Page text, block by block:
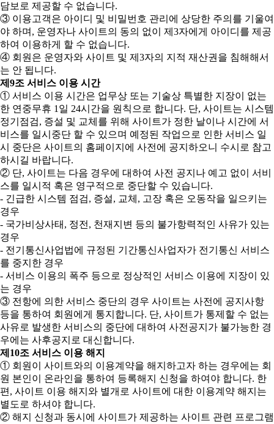
담보로 제공할 수 없습니다.
③ 이용고객은 아이디 및 비밀번호 관리에 상당한 주의를 기울여
야 하며, 운영자나 사이트의 동의 없이 제3자에게 아이디를 제공
하여 이용하게 할 수 없습니다.
④ 회원은 운영자와 사이트 및 제3자의 지적 재산권을 침해해서
는 안 됩니다.
제9조 서비스 이용 시간
① 서비스 이용 시간은 업무상 또는 기술상 특별한 지장이 없는
한 연중무휴 1일 24시간을 원칙으로 합니다. 단, 사이트는 시스템
정기점검, 증설 및 교체를 위해 사이트가 정한 날이나 시간에 서
비스를 일시중단 할 수 있으며 예정된 작업으로 인한 서비스 일
시 중단은 사이트의 홈페이지에 사전에 공지하오니 수시로 참고
하시길 바랍니다.
② 단, 사이트는 다음 경우에 대하여 사전 공지나 예고 없이 서비
스를 일시적 혹은 영구적으로 중단할 수 있습니다.
- 긴급한 시스템 점검, 증설, 교체, 고장 혹은 오동작을 일으키는
경우
- 국가비상사태, 정전, 천재지변 등의 불가항력적인 사유가 있는
경우
- 전기통신사업법에 규정된 기간통신사업자가 전기통신 서비스
를 중지한 경우
- 서비스 이용의 폭주 등으로 정상적인 서비스 이용에 지장이 있
는 경우
③ 전항에 의한 서비스 중단의 경우 사이트는 사전에 공지사항
등을 통하여 회원에게 통지합니다. 단, 사이트가 통제할 수 없는
사유로 발생한 서비스의 중단에 대하여 사전공지가 불가능한 경
우에는 사후공지로 대신합니다.
제10조 서비스 이용 해지
① 회원이 사이트와의 이용계약을 해지하고자 하는 경우에는 회
원 본인이 온라인을 통하여 등록해지 신청을 하여야 합니다. 한
편, 사이트 이용 해지와 별개로 사이트에 대한 이용계약 해지는
별도로 하셔야 합니다.
② 해지 신청과 동시에 사이트가 제공하는 사이트 관련 프로그램